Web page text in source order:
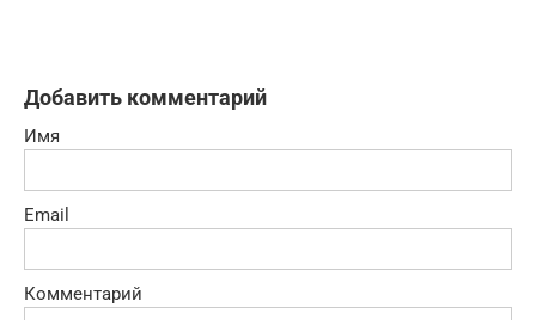
Добавить комментарий
Имя
Email
Комментарий